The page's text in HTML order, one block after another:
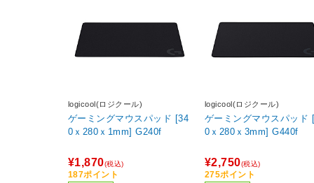
logicool(ロジクール)
ゲーミングマウスパッド [34
0ｘ280ｘ1mm] G240f
¥1,870(税込)
187ポイント
logicool(ロジクール)
ゲーミングマウスパッド
0ｘ280ｘ3mm] G440f
¥2,750(税込)
275ポイント